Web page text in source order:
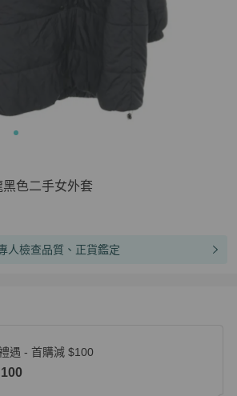
色二手女外套
人檢查品質、正貨鑑定
遇 - 首購減 $100